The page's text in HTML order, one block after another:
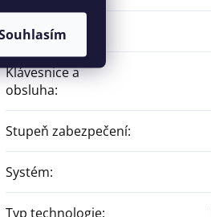
Umístění:
Klávesnice a
obsluha:
Stupeň zabezpečení:
Systém:
Typ technologie: